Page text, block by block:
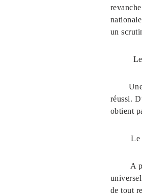
un
Le
Une
réussi.
obtient
Le
A
de tout